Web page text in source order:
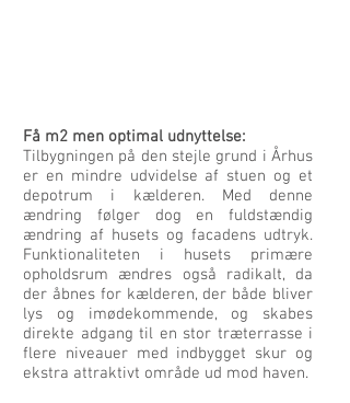
Få m2 men optimal udnyttelse:
Tilbygningen på den stejle grund i Århus
er en mindre udvidelse af stuen og et
depotrum i kælderen. Med denne
ændring følger dog en fuldstændig
ændring af husets og facadens udtryk.
Funktionaliteten i husets primære
opholdsrum ændres også radikalt, da
der åbnes for kælderen, der både bliver
lys og imødekommende, og skabes
direkte adgang til en stor træterrasse i
flere niveauer med indbygget skur og
ekstra attraktivt område ud mod haven.